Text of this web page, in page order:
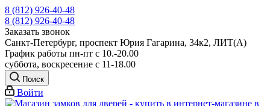
8 (812) 926-40-48
8 (812) 926-40-48
Заказать звонок
Санкт-Петербург, проспект Юрия Гагарина, 34к2, ЛИТ(А)
График работы пн-пт с 10.-20.00
суббота, воскресение с 11-18.00
Поиск
Войти